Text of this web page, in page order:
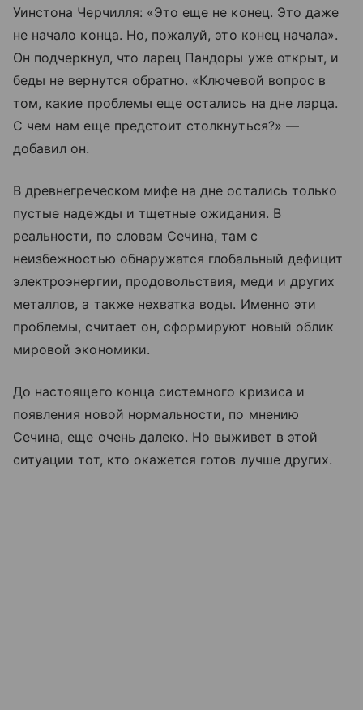
Уинстона Черчилля: «Это еще не конец. Это даже
не начало конца. Но, пожалуй, это конец начала».
Он подчеркнул, что ларец Пандоры уже открыт, и
беды не вернутся обратно. «Ключевой вопрос в
том, какие проблемы еще остались на дне ларца.
С чем нам еще предстоит столкнуться?» —
добавил он.
В древнегреческом мифе на дне остались только
пустые надежды и тщетные ожидания. В
реальности, по словам Сечина, там с
неизбежностью обнаружатся глобальный дефицит
электроэнергии, продовольствия, меди и других
металлов, а также нехватка воды. Именно эти
проблемы, считает он, сформируют новый облик
мировой экономики.
До настоящего конца системного кризиса и
появления новой нормальности, по мнению
Сечина, еще очень далеко. Но выживет в этой
ситуации тот, кто окажется готов лучше других.